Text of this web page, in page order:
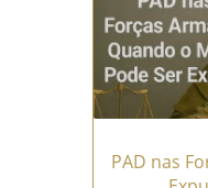
DO
ACORDO...
PAD nas